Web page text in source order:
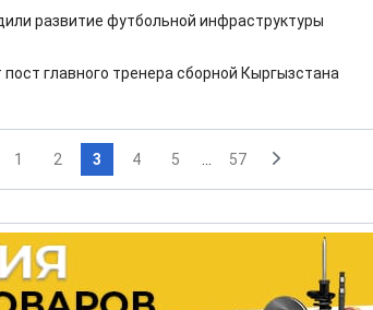
развитие футбольной инфраструктуры
главного тренера сборной Кыргызстана
1 2 3 4 5 57